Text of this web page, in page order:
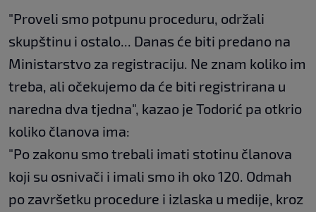
"Proveli smo potpunu proceduru, održali
skupštinu i ostalo... Danas će biti predano na
Ministarstvo za registraciju. Ne znam koliko im
treba, ali očekujemo da će biti registrirana u
naredna dva tjedna", kazao je Todorić pa otkrio
koliko članova ima:
"Po zakonu smo trebali imati stotinu članova
koji su osnivači i imali smo ih oko 120. Odmah
po završetku procedure i izlaska u medije, kroz